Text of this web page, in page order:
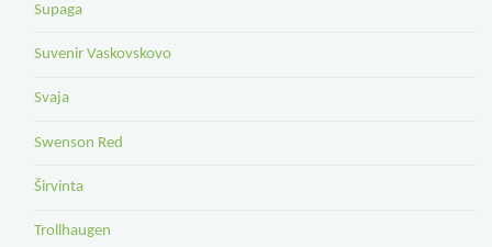
Supaga
Suvenir Vaskovskovo
Svaja
Swenson Red
Širvinta
Trollhaugen